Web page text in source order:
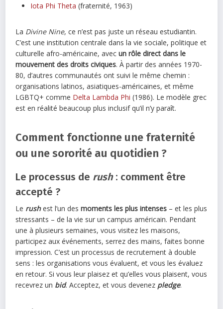
Iota Phi Theta (fraternité, 1963)
La Divine Nine, ce n’est pas juste un réseau estudiantin.
C’est une institution centrale dans la vie sociale, politique et
culturelle afro-américaine, avecun rôle direct dans le
mouvement des droits civiques. À partir des années 1970-
80, d’autres communautés ont suivi le même chemin :
organisations latinos, asiatiques-américaines, et même
LGBTQ+ comme Delta Lambda Phi (1986). Le modèle grec
est en réalité beaucoup plus inclusif qu’il n’y paraît.
Comment fonctionne une fraternité
ou une sororité au quotidien ?
Le processus de rush: comment être
accepté ?
Le rush est l’un desmoments les plus intenses – et les plus
stressants – de la vie sur un campus américain. Pendant
une à plusieurs semaines, vous visitez les maisons,
participez aux événements, serrez des mains, faites bonne
impression. C’est un processus de recrutement à double
sens : les organisations vous évaluent, et vous les évaluez
en retour. Si vous leur plaisez et qu’elles vous plaisent, vous
recevrez un bid. Acceptez, et vous devenez pledge.